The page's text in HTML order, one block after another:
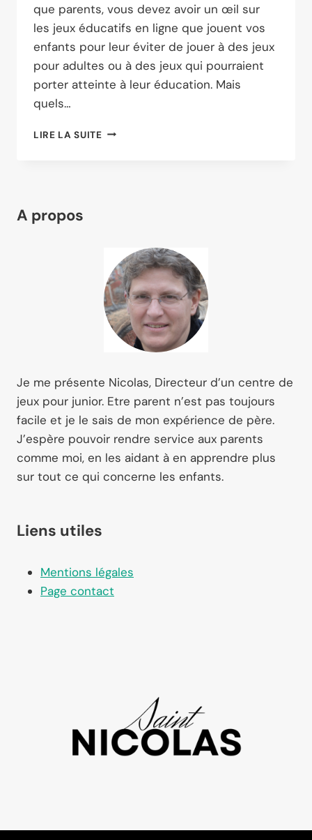
que parents, vous devez avoir un œil sur
les jeux éducatifs en ligne que jouent vos
enfants pour leur éviter de jouer à des jeux
pour adultes ou à des jeux qui pourraient
porter atteinte à leur éducation. Mais
quels…
LIRE LA SUITEQUELS
ENFANT
ANS
?
A propos
Je me présente Nicolas, Directeur d’un centre de
jeux pour junior. Etre parent n’est pas toujours
facile et je le sais de mon expérience de père.
J’espère pouvoir rendre service aux parents
comme moi, en les aidant à en apprendre plus
sur tout ce qui concerne les enfants.
Liens utiles
Mentions légales
Page contact